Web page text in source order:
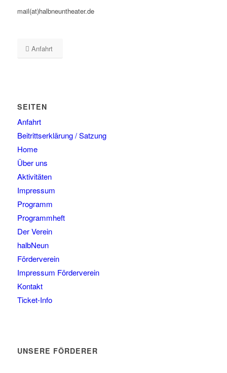
mail(at)halbneuntheater.de
Anfahrt
SEITEN
Anfahrt
Beitrittserklärung / Satzung
Home
Über uns
Aktivitäten
Impressum
Programm
Programmheft
Der Verein
halbNeun
Förderverein
Impressum Förderverein
Kontakt
Ticket-Info
UNSERE FÖRDERER